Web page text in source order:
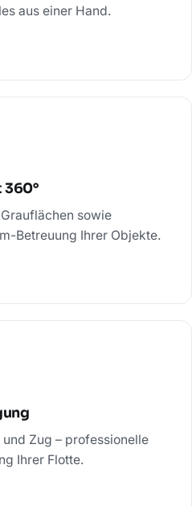
aus einer Hand.
sowie
Betreuung Ihrer Objekte.
Zug – professionelle
Ihrer Flotte.